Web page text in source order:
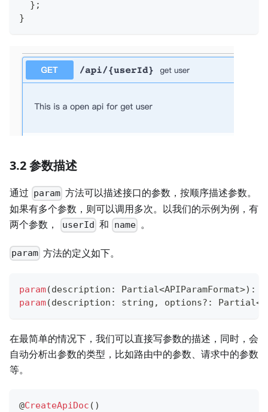
} ;
}
3.2 参数描述
通过 param 方法可以描述接口的参数，按顺序描述参数。
如果有多个参数，则可以调用多次。以我们的示例为例，有
两个参数，
userId 和 name 。
param 方法的定义如下。
param(description : Partial<APIParamFormat>) :
param(description : string , options? : Partial<
在最简单的情况下，我们可以直接写参数的描述，同时，会
自动分析出参数的类型，比如路由中的参数、请求中的参数
等。
@CreateApiDoc ( )